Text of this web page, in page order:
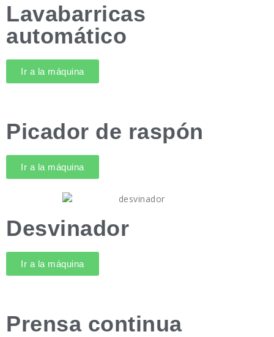
Lavabarricas
automático
Ir a la máquina
Picador de raspón
Ir a la máquina
Desvinador
Ir a la máquina
Prensa continua